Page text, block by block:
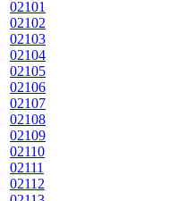
02101
02102
02103
02104
02105
02106
02107
02108
02109
02110
02111
02112